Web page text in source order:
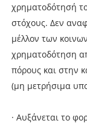
χρηματοδότησή
στόχους. Δεν
μέλλον των
χρηματοδότηση
πόρους και στην
(μη μετρήσιμα
· Αυξάνεται το